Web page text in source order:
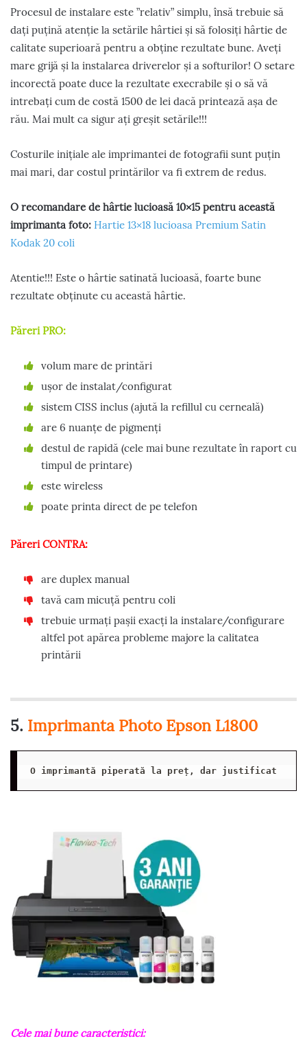
Procesul de instalare este ”relativ” simplu, însă trebuie să
dați puțină atenție la setările hârtiei și să folosiți hârtie de
calitate superioară pentru a obține rezultate bune. Aveți
mare grijă și la instalarea driverelor și a softurilor! O setare
incorectă poate duce la rezultate execrabile și o să vă
intrebați cum de costă 1500 de lei dacă printează așa de
rău. Mai mult ca sigur ați greșit setările!!!
Costurile inițiale ale imprimantei de fotografii sunt puțin
mai mari, dar costul printărilor va fi extrem de redus.
O recomandare de hârtie lucioasă 10×15 pentru această
imprimanta foto: Hartie 13×18 lucioasa Premium Satin
Kodak 20 coli
Atentie!!! Este o hârtie satinată lucioasă, foarte bune
rezultate obținute cu această hârtie.
Păreri PRO:
volum mare de printări
ușor de instalat/configurat
sistem CISS inclus (ajută la refillul cu cerneală)
are 6 nuanțe de pigmenți
destul de rapidă (cele mai bune rezultate în raport cu
timpul de printare)
este wireless
poate printa direct de pe telefon
Păreri CONTRA:
are duplex manual
tavă cam micuță pentru coli
trebuie urmați pașii exacți la instalare/configurare
altfel pot apărea probleme majore la calitatea
printării
5. Imprimanta Photo Epson L1800
O imprimantă piperată la preț, dar justificat
Cele mai bune caracteristici: